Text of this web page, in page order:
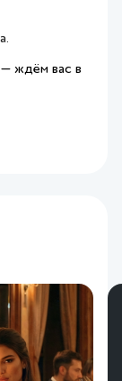
ждём вас в